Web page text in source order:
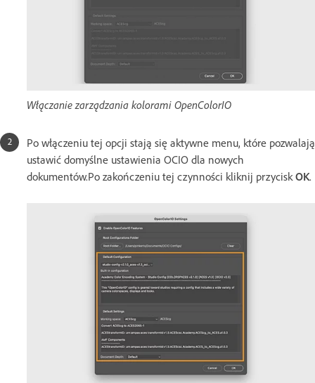
Włączanie zarządzania kolorami OpenColorIO
Po włączeniu tej opcji stają się aktywne menu, które pozwalają
ustawić domyślne ustawienia OCIO dla nowych
dokumentów.Po zakończeniu tej czynności kliknij przycisk OK.